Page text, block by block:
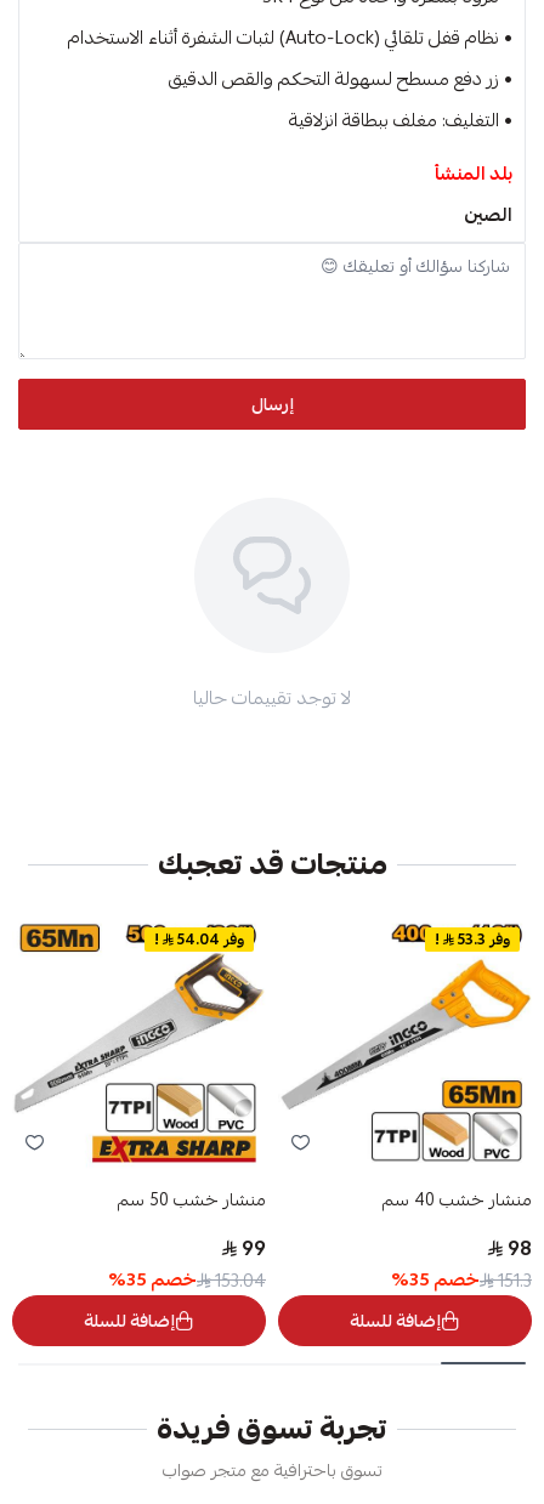
• نظام قفل تلقائي (Auto-Lock) لثبات الشفرة أثناء الاستخدام
• زر دفع مسطح لسهولة التحكم والقص الدقيق
• التغليف: مغلف ببطاقة انزلاقية
بلد المنشأ
الصين
إرسال
لا توجد تقييمات حاليا
منتجات قد تعجبك
وفر 53.3 !
منشار خشب 40 سم
98
151.3 خصم35
%
إضافة للسلة
وفر 54.04 !
منشار خشب 50 سم
99
153.04 خصم35
%
إضافة للسلة
تجربة تسوق فريدة
تسوق باحترافية مع متجر صواب